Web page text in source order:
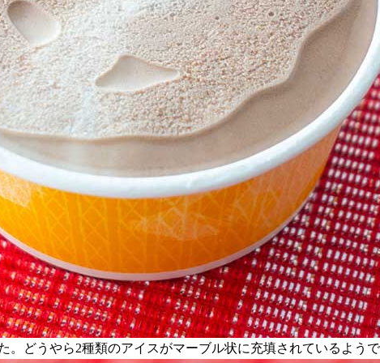
どうやら2種類のアイスがマーブル状に充填されているよう